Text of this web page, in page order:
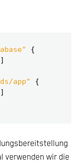
]
app"
]
verwenden wir die